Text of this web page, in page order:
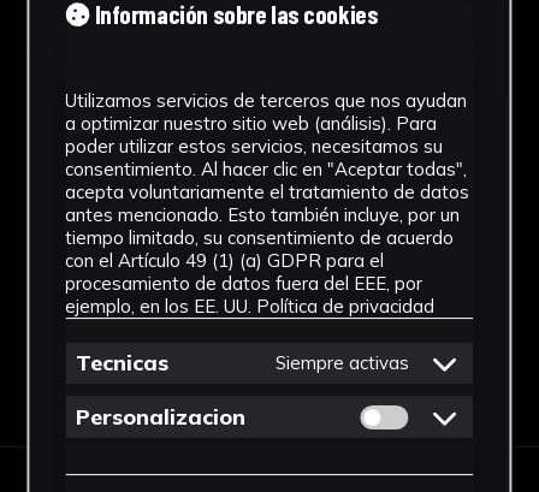
Laboratorio de Investigación
Patrimonio Cultural
Dimensiones
52 x 36 cm.
Ver más
Información sobre las cookies
Utilizamos servicios de terceros que nos ayudan
a optimizar nuestro sitio web (análisis). Para
poder utilizar estos servicios, necesitamos su
consentimiento. Al hacer clic en "Aceptar todas",
acepta voluntariamente el tratamiento de datos
antes mencionado. Esto también incluye, por un
tiempo limitado, su consentimiento de acuerdo
con el Artículo 49 (1) (a) GDPR para el
procesamiento de datos fuera del EEE, por
ejemplo, en los EE. UU. Política de privacidad
Tecnicas Siempre activas
Personalizacion Permitir cookies